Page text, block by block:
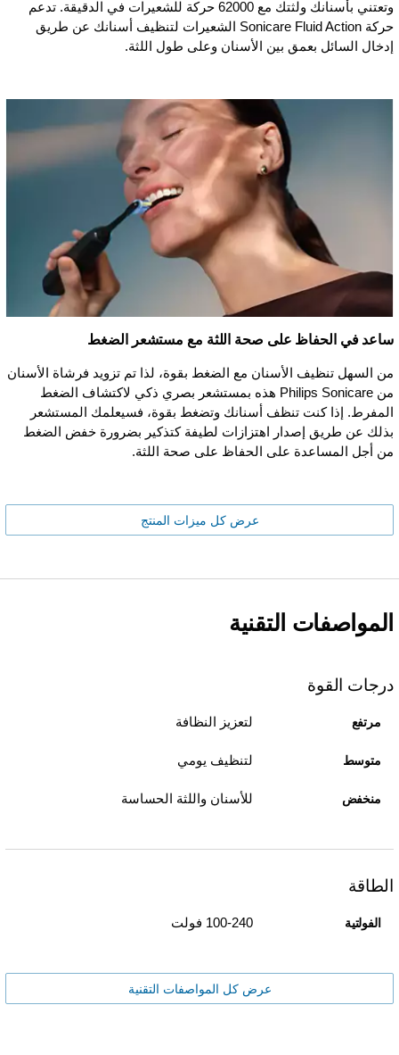
وتعتني بأسنانك ولثتك مع 62000 حركة للشعيرات في الدقيقة. تدعم
حركة Sonicare Fluid Action الشعيرات لتنظيف أسنانك عن طريق
إدخال السائل بعمق بين الأسنان وعلى طول اللثة.
ساعد في الحفاظ على صحة اللثة مع مستشعر الضغط
من السهل تنظيف الأسنان مع الضغط بقوة، لذا تم تزويد فرشاة الأسنان
من Philips Sonicare هذه بمستشعر بصري ذكي لاكتشاف الضغط
المفرط. إذا كنت تنظف أسنانك وتضغط بقوة، فسيعلمك المستشعر
بذلك عن طريق إصدار اهتزازات لطيفة كتذكير بضرورة خفض الضغط
من أجل المساعدة على الحفاظ على صحة اللثة.
عرض كل ميزات المنتج
المواصفات التقنية
درجات القوة
مرتفع لتعزيز النظافة
متوسط لتنظيف يومي
منخفض للأسنان واللثة الحساسة
الطاقة
الفولتية 100-240 فولت
عرض كل المواصفات التقنية